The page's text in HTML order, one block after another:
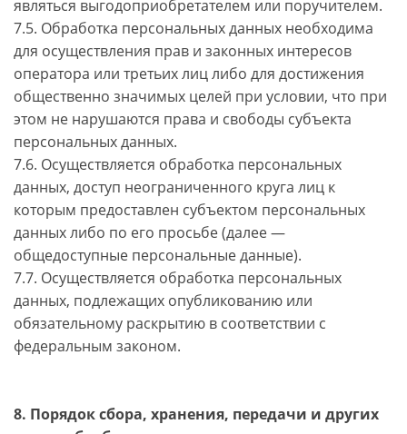
являться выгодоприобретателем или поручителем.
7.5. Обработка персональных данных необходима
для осуществления прав и законных интересов
оператора или третьих лиц либо для достижения
общественно значимых целей при условии, что при
этом не нарушаются права и свободы субъекта
персональных данных.
7.6. Осуществляется обработка персональных
данных, доступ неограниченного круга лиц к
которым предоставлен субъектом персональных
данных либо по его просьбе (далее —
общедоступные персональные данные).
7.7. Осуществляется обработка персональных
данных, подлежащих опубликованию или
обязательному раскрытию в соответствии с
федеральным законом.
8. Порядок сбора, хранения, передачи и других